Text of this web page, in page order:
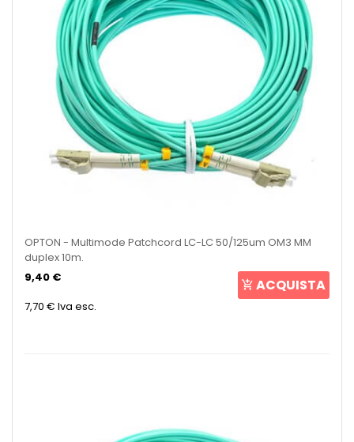
OPTON - Multimode Patchcord LC-LC 50/125um OM3 MM
duplex 10m.
9,40 €
7,70 € Iva esc.
ACQUISTA